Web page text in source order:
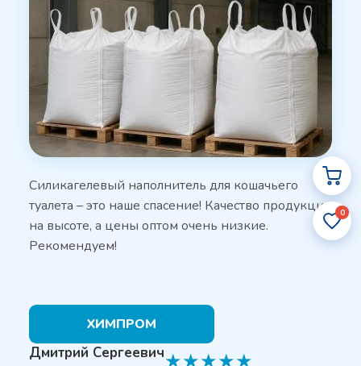
0
Силикагелевый наполнитель для кошачьего
туалета – это наше спасение! Качество продукции
на высоте, а цены оптом очень низкие.
Рекомендуем!
ХИМПРОМ
Дмитрий Сергеевич